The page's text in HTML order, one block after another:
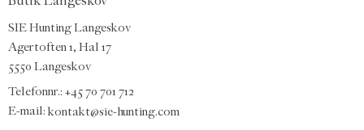
SIE Hunting Langeskov
Agertoften 1, Hal 17
5550 Langeskov
Telefonnr.: +45 70 701 712
E-mail: kontakt@sie-hunting.com